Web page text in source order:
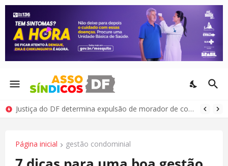
Justiça do DF determina expulsão de morador de condomínio por comportamento antissocial
Página inicial gestão condominial